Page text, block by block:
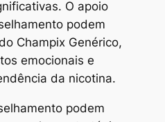
O apoio
podem
Champix Genérico,
emocionais e
da nicotina.
podem